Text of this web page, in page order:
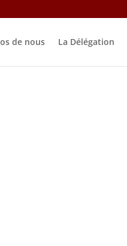
de nous La Délégation